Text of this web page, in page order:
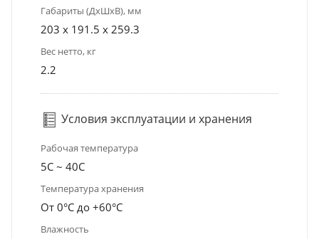
Габариты (ДхШхВ), мм
203 x 191.5 x 259.3
Вес нетто, кг
2.2
Условия эксплуатации и хранения
Рабочая температура
5С ~ 40С
Температура хранения
От 0°С до +60°С
Влажность